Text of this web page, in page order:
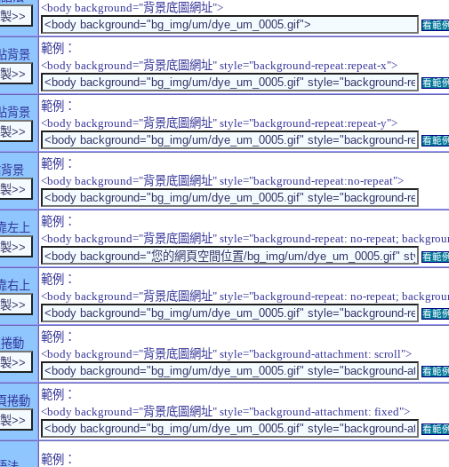
<body background="背景底圖網址">
看範例
背景
範例：
<body background="背景底圖網址" style="background-repeat:repeat-x">
看範例
背景
範例：
<body background="背景底圖網址" style="background-repeat:repeat-y">
看範例
景
範例：
<body background="背景底圖網址" style="background-repeat:no-repeat">
左上
範例：
<body background="背景底圖網址" style="background-repeat: no-repeat;
看範例
右上
範例：
<body background="背景底圖網址" style="background-repeat: no-repeat;
看範例
動
範例：
<body background="背景底圖網址" style="background-attachment: scroll">
看範例
捲動
範例：
<body background="背景底圖網址" style="background-attachment: fixed">
看範例
範例：